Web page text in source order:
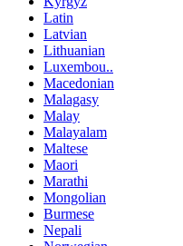
Latin
Latvian
Lithuanian
Luxembou..
Macedonian
Malagasy
Malay
Malayalam
Maltese
Maori
Marathi
Mongolian
Burmese
Nepali